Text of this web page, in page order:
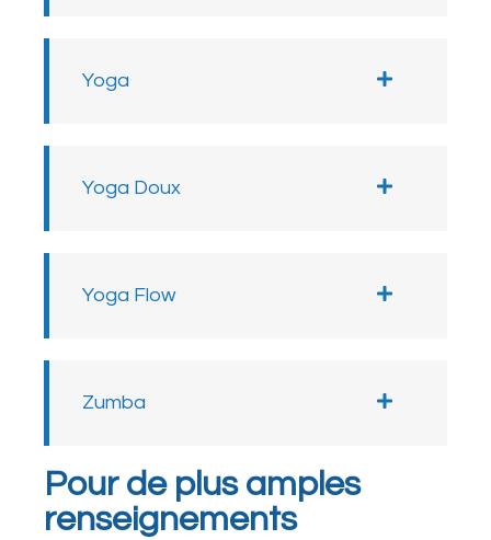
Yoga
Yoga Doux
Yoga Flow
Zumba
Pour de plus amples
renseignements